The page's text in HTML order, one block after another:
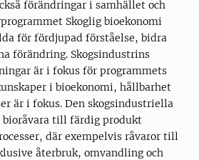
förändringar i samhället och
Skoglig bioekonomi
för fördjupad förståelse, bidra
förändring. Skogsindustrins
är i fokus för programmets
i bioekonomi, hållbarhet
är i fokus. Den skogsindustriella
bioråvara till färdig produkt
där exempelvis råvaror till
återbruk, omvandling och